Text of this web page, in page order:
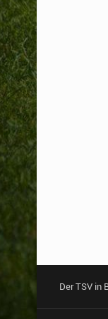
Der TSV in